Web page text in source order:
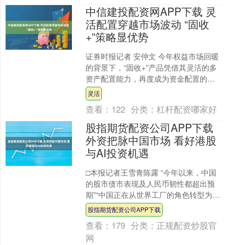
中信建投配资网APP下载 灵
活配置穿越市场波动 “固收
+”策略显优势
证券时报记者 安仲文 今年权益市场回暖
的背景下，“固收+”产品凭借其灵活的多
资产配置能力，再度成为资金配置的重
要选择。Wind统计显示，截至6月30日，
全市场“....
灵活
查看： 122 分类：杠杆配资哪家好
股指期货配资公司APP下载
外资把脉中国市场 看好港股
与AI投资机遇
□本报记者王雪青陈露 “今年以来，中国
的股市债市表现及人民币韧性都超出预
期”“中国正在从世界工厂的角色转型为全
球科技创新者”“我们对下半年的A股表现
保持期待”…....
股指期货配资公司APP下载
查看： 179 分类： 正规配资炒股官
网